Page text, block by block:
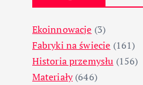
Ekoinnowacje (3)
Fabryki na świecie (161)
Historia przemysłu (156)
Materiały(646)